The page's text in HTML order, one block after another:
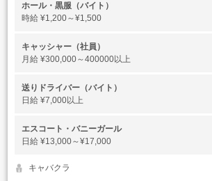
ホール・黒服（バイト）
時給 ¥1,200～¥1,500
キャッシャー（社員）
月給 ¥300,000～400000以上
送りドライバー（バイト）
日給 ¥7,000以上
エスコート・バニーガール
日給 ¥13,000～¥17,000
キャバクラ